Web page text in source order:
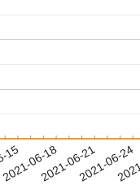
15
2021-06-182021-06-212021-06-24